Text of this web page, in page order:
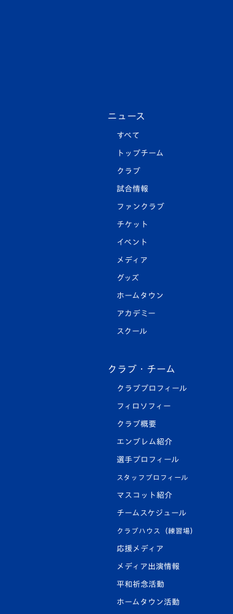
ニュース
すべて
トップチーム
クラブ
試合情報
ファンクラブ
チケット
イベント
メディア
グッズ
ホームタウン
アカデミー
スクール
クラブ・チーム
クラブプロフィール
フィロソフィー
クラブ概要
エンブレム紹介
選手プロフィール
スタッフプロフィール
マスコット紹介
チームスケジュール
クラブハウス（練習場）
応援メディア
メディア出演情報
平和祈念活動
ホームタウン活動